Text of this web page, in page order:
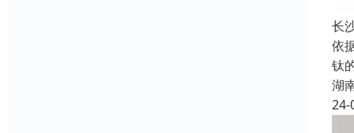
长
依
钛
湖
24-